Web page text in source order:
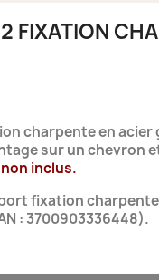
FIXATION
charpente en acier
sur un chevron
inclus.
fixation charpente
: 3700903336448).